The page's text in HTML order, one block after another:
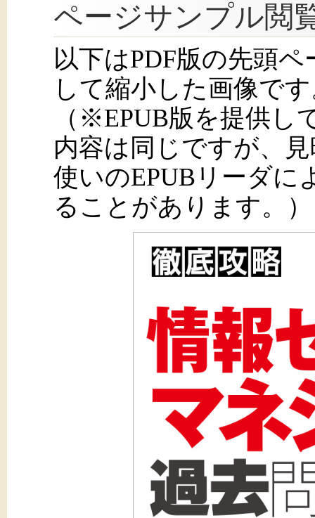
ページサンプル閲
以下はPDF版の先頭
して縮小した画像で
（※EPUB版を提供し
内容は同じですが、
使いのEPUBリーダに
ることがあります。）